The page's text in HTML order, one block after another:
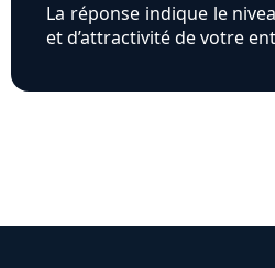
La réponse indique le
et d’attractivité de votre